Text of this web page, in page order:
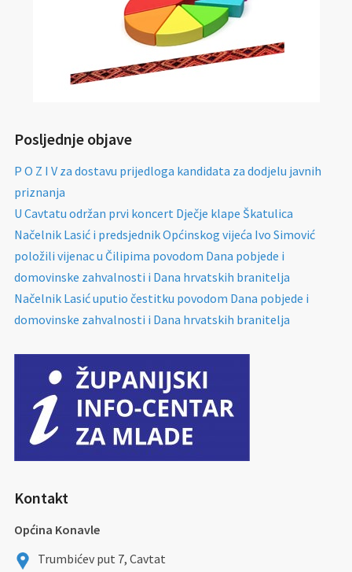
Posljednje objave
P O Z I V za dostavu prijedloga kandidata za dodjelu javnih
priznanja
U Cavtatu održan prvi koncert Dječje klape Škatulica
Načelnik Lasić i predsjednik Općinskog vijeća Ivo Simović
položili vijenac u Čilipima povodom Dana pobjede i
domovinske zahvalnosti i Dana hrvatskih branitelja
Načelnik Lasić uputio čestitku povodom Dana pobjede i
domovinske zahvalnosti i Dana hrvatskih branitelja
Kontakt
Općina Konavle
Trumbićev put 7, Cavtat